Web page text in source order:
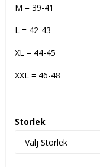
M = 39-41
L = 42-43
XL = 44-45
XXL = 46-48
Storlek